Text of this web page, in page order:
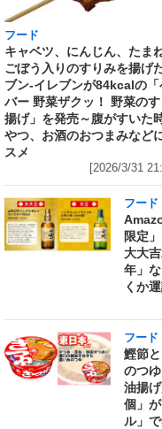
フード
キャベツ、にんじん、たま
ごぼう入りのすりみを揚げ
ブン‐イレブンが84kcalの「
バー 野菜ザクッ！ 野菜の
揚げ」を発売～腹がすいた
やつ、お酒のおつまみなど
スメ
[2026/3/31
フード
限定
大大
年」
くか
フード
鰹節
のつ
油揚
個」
ル」